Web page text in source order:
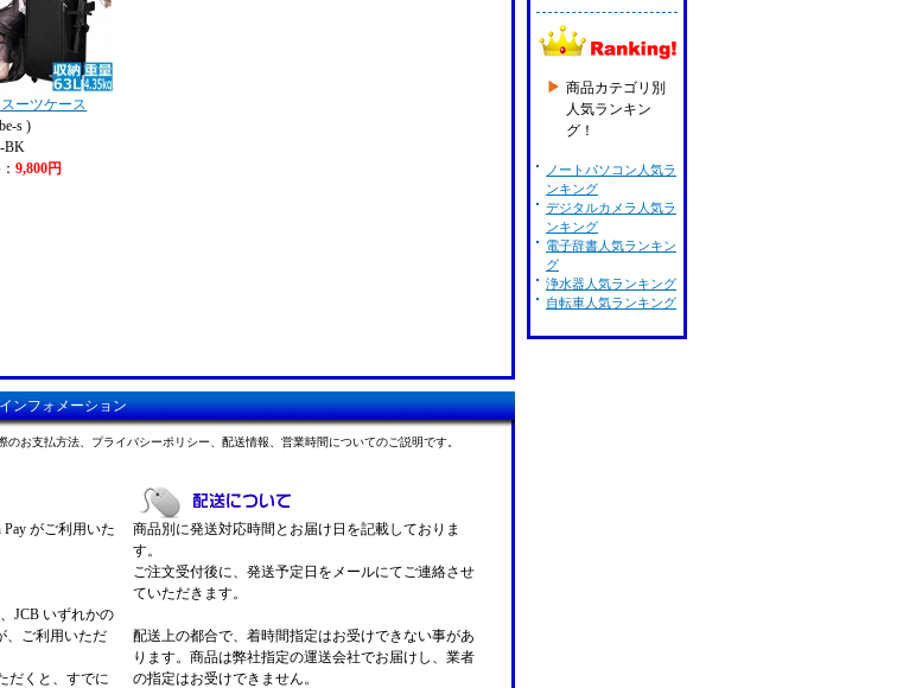
ーツケース
s )
BK
9,800円
ンフォメーション
お支払方法、プライバシーポリシー、配送情報、営業時間についてのご説明です。
がご利用いた
JCB いずれかの
、ご利用いただ
だくと、すでに
商品別に発送対応時間とお届け日を記載しておりま
す。
ご注文受付後に、発送予定日をメールにてご連絡させ
ていただきます。
配送上の都合で、着時間指定はお受けできない事があ
ります。商品は弊社指定の運送会社でお届けし、業者
の指定はお受けできません。
商品カテゴリ別
人気ランキン
グ！
ノートパソコン人気ラ
ンキング
デジタルカメラ人気ラ
ンキング
電子辞書人気ランキン
グ
浄水器人気ランキング
自転車人気ランキング